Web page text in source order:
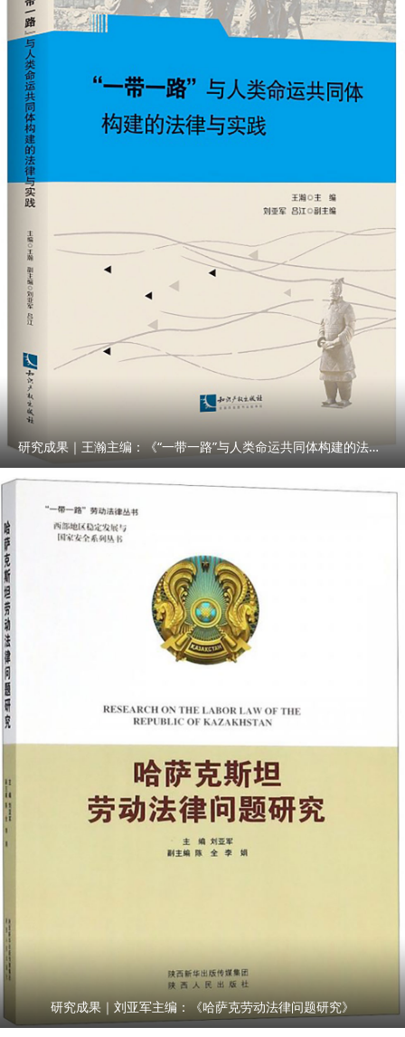
研究成果｜王瀚主编：《“一带一路”与人类命运共同体构建的法律与实践》
研究成果｜刘亚军主编：《哈萨克劳动法律问题研究》